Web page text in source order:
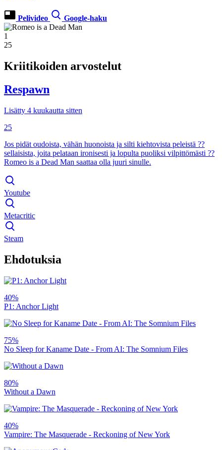
Pelivideo Google-haku
1
25
Kriitikoiden arvostelut
Respawn
Lisätty 4 kuukautta sitten
25
Jos pidät oudoista, vähän huonoista ja silti kiehtovista peleistä ??
sellaisista, joita pelataan ironisesti ja lopulta puoliksi vilpittömästi ??
Romeo is a Dead Man saattaa olla juuri sinulle.
Youtube
Metacritic
Steam
Ehdotuksia
40%
P1: Anchor Light
75%
No Sleep for Kaname Date - From AI: The Somnium Files
80%
Without a Dawn
40%
Vampire: The Masquerade - Reckoning of New York